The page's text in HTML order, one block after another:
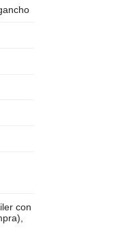
con